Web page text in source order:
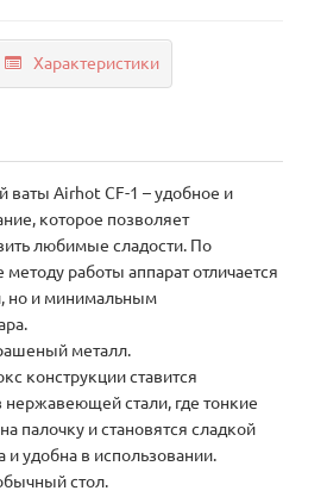
Характеристики
ваты Airhot CF-1 – удобное и
которое позволяет
любимые сладости. По
методу работы аппарат отличается
но и минимальным
металл.
конструкции ставится
нержавеющей стали, где тонкие
палочку и становятся сладкой
и удобна в использовании.
стол.